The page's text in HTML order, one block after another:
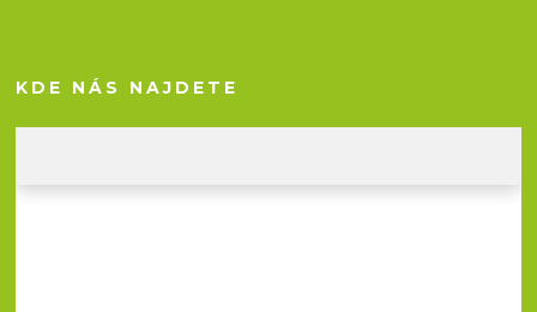
KDE NÁS NAJDETE